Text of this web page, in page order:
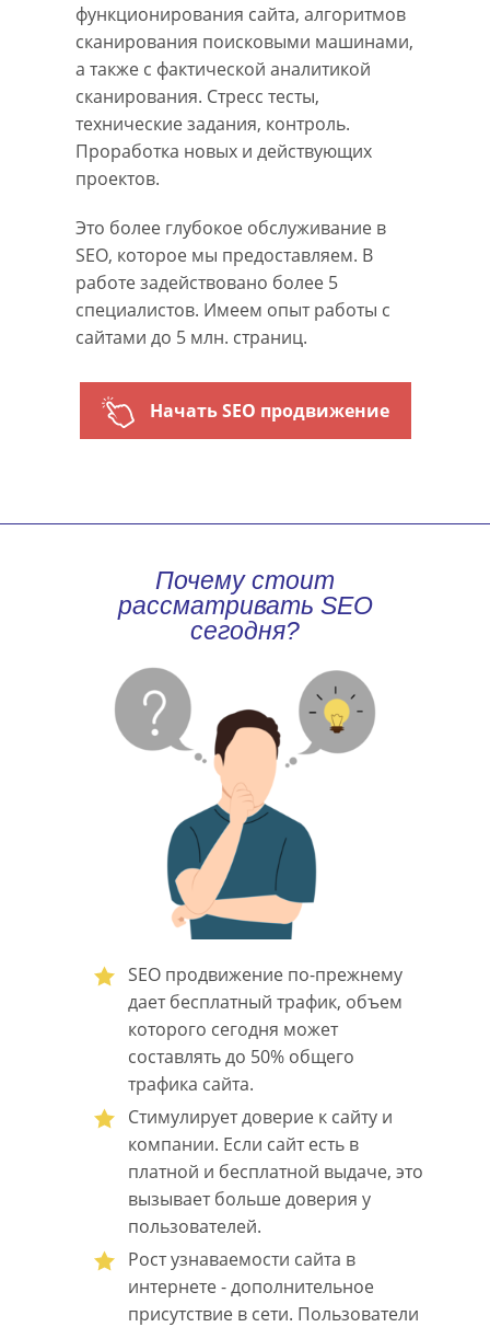
функционирования сайта, алгоритмов
сканирования поисковыми машинами,
а также с фактической аналитикой
сканирования. Стресс тесты,
технические задания, контроль.
Проработка новых и действующих
проектов.
Это более глубокое обслуживание в
SEO, которое мы предоставляем. В
работе задействовано более 5
специалистов. Имеем опыт работы с
сайтами до 5 млн. страниц.
Начать SEO продвижение
Почему стоит
рассматривать SEO
сегодня?
SEO продвижение по-прежнему
дает бесплатный трафик, объем
которого сегодня может
составлять до 50% общего
трафика сайта.
Стимулирует доверие к сайту и
компании. Если сайт есть в
платной и бесплатной выдаче, это
вызывает больше доверия у
пользователей.
Рост узнаваемости сайта в
интернете - дополнительное
присутствие в сети. Пользователи